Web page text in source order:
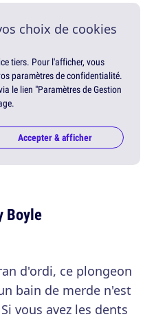
choix de cookies
tiers. Pour l'afficher, vous
paramètres de confidentialité.
le lien "Paramètres de Gestion
Accepter & afficher
Boyle
d'ordi, ce plongeon
bain de merde n'est
vous avez les dents